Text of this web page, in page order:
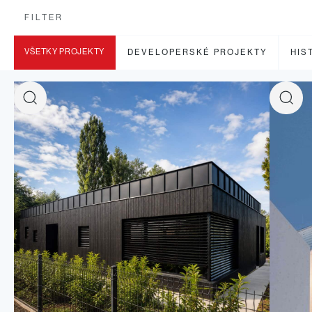
FILTER
VŠETKY PROJEKTY DEVELOPERSKÉ PROJEKTY